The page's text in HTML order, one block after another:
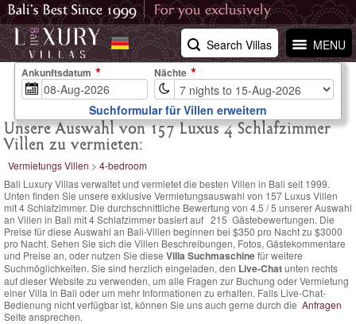
MENU
Search Villas
Unsere Auswahl von 157 Luxus 4 Schlafzimmer
Villen zu vermieten:
Vermietungs Villen > 4-bedroom
Bali Luxury Villas verwaltet und vermietet die besten Villen in Bali seit 1999.
Unten finden Sie unsere exklusive Vermietungsauswahl von 157 Luxus Villen
mit 4 Schlafzimmer. Die durchschnittliche Bewertung von 4.5 /5 unserer Auswahl
an Villen in Bali mit 4 Schlafzimmer basiert auf 215 Gästebewertungen. Die
Preise für diese Auswahl an Bali-Villen beginnen bei $350 pro Nachtzu $3000
pro Nacht. Sehen Sie sich die Villen Beschreibungen, Fotos, Gästekommentare
und Preise an, oder nutzen Sie diese Villa Suchmaschinefür weitere
Suchmöglichkeiten. Sie sind herzlich eingeladen, den Live-Chatunten rechts
auf dieser Website zu verwenden, um alle Fragen zur Buchung oder Vermietung
einer Villa in Bali oder um mehr Informationen zu erhalten. Falls Live-Chat-
Bedienung nicht verfügbar ist, können Sie uns auch gerne durch die Anfragen
Seite ansprechen.
Ankunftsdatum Nächte
Suchformular für Villen erweitern